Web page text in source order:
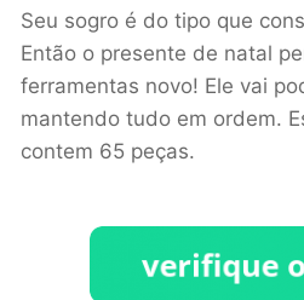
Seu sogro é do tipo que
Então o presente de natal
ferramentas novo! Ele vai
mantendo tudo em ordem.
contem 65 peças.